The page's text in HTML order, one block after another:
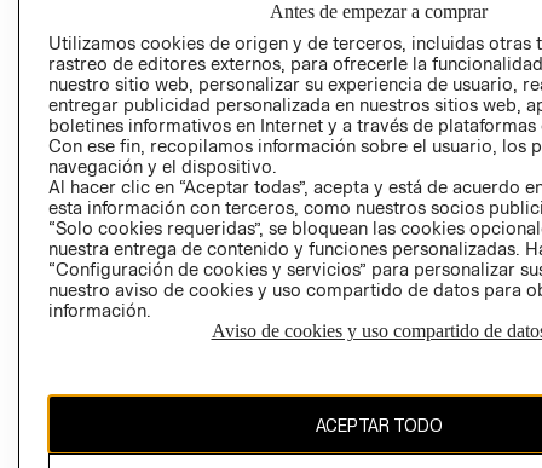
GIFT CARD
AVISO DE
Perú (S/)
CAMBIAR REGIÓN
propiedad de H&M Hennes & Mauritz AB
Antes de empezar a comprar
Utilizamos cookies de origen y de terceros, incluidas otras
rastreo de editores externos, para ofrecerle la
nuestro sitio web, personalizar su experiencia de usuario,
entregar publicidad personalizada en nuestros sitios web,
boletines informativos en Internet y a través de plataformas
Con ese fin, recopilamos información sobre el usuario, los
navegación y el dispositivo.
Al hacer clic en “Aceptar todas”, acepta y está de acuerdo
esta información con terceros, como nuestros socios
“Solo cookies requeridas”, se bloquean las cookies
nuestra entrega de contenido y funciones personalizadas.
“Configuración de cookies y servicios” para personalizar
nuestro aviso de cookies y uso compartido de datos para
información.
Aviso de cookies y uso compartido de
ACEPTAR TODO